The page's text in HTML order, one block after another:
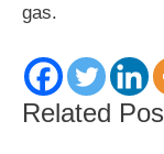
gas.
Related